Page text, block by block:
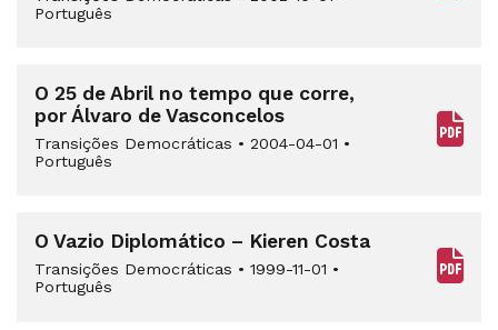
Português
O 25 de Abril no tempo que corre,
por Álvaro de Vasconcelos
Transições Democráticas • 2004-04-01 •
Português
O Vazio Diplomático – Kieren Costa
Transições Democráticas • 1999-11-01 •
Português